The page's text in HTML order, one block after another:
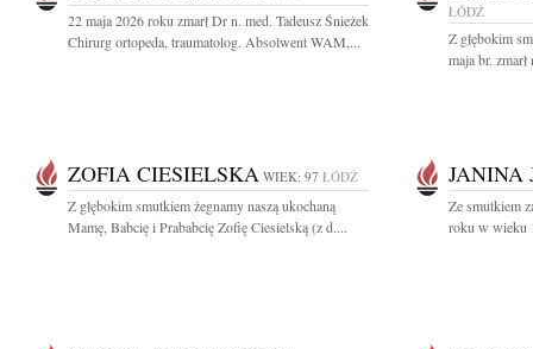
22 maja 2026 roku zmarł Dr n. med. Tadeusz Śnieżek
Chirurg ortopeda, traumatolog. Absolwent WAM,...
ŁÓDŹ
Z głębokim
maja br.
ZOFIA CIESIELSKA WIEK: 97 ŁÓDŹ
Z głębokim smutkiem żegnamy naszą ukochaną
Mamę, Babcię i Prababcię Zofię Ciesielską (z d....
JANINA
Ze smutkiem
roku w wieku